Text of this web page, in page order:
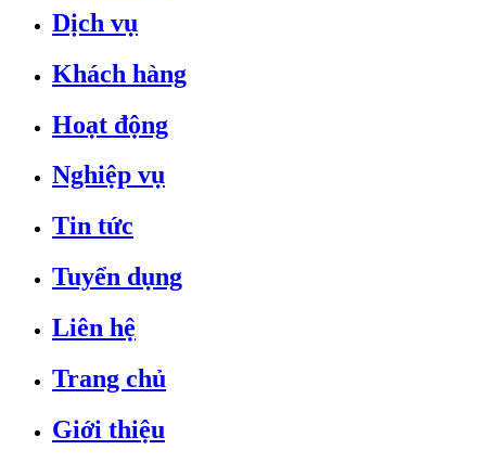
Dịch vụ
Khách hàng
Hoạt động
Nghiệp vụ
Tin tức
Tuyển dụng
Liên hệ
Trang chủ
Giới thiệu